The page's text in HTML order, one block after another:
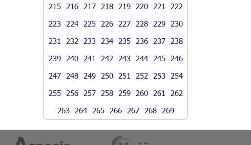
215 216 217 218 219 220 221
222
223
224 225 226 227 228 229
230
231
232 233 234 235 236 237
238
239
240 241 242 243 244 245
246
247
248 249 250 251 252 253
254
255
256 257 258 259 260 261
262
263
264 265 266 267 268 269